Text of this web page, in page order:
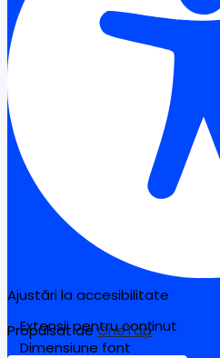
Ajustări la accesibilitate
Propulsat deOneTap
Extensii pentru conținut
Dimensiune font